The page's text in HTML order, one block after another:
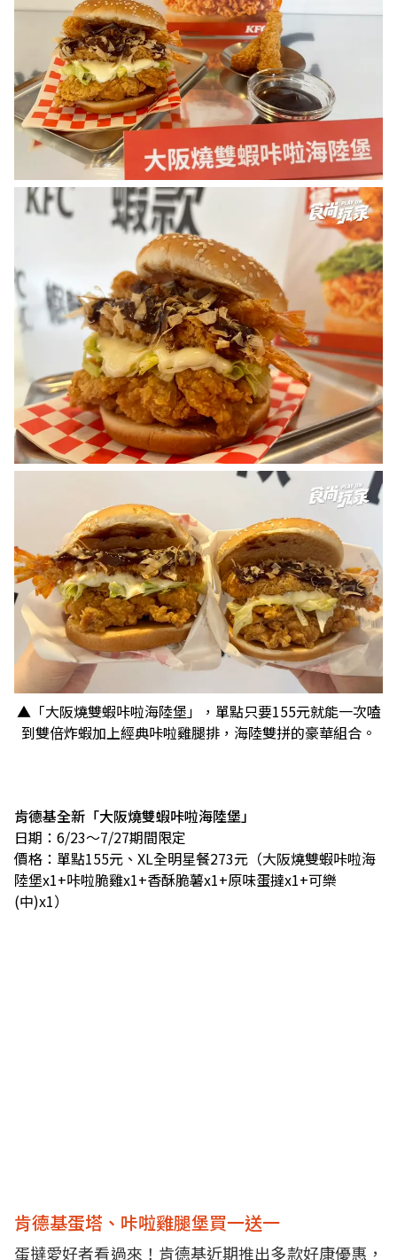
▲「大阪燒雙蝦咔啦海陸堡」，單點只要155元就能一次嗑
到雙倍炸蝦加上經典咔啦雞腿排，海陸雙拼的豪華組合。
肯德基全新「大阪燒雙蝦咔啦海陸堡」
日期：6/23～7/27期間限定
價格：單點155元、XL全明星餐273元（大阪燒雙蝦咔啦海
陸堡x1+咔啦脆雞x1+香酥脆薯x1+原味蛋撻x1+可樂
(中)x1）
肯德基蛋塔、咔啦雞腿堡買一送一
蛋撻愛好者看過來！肯德基近期推出多款好康優惠，